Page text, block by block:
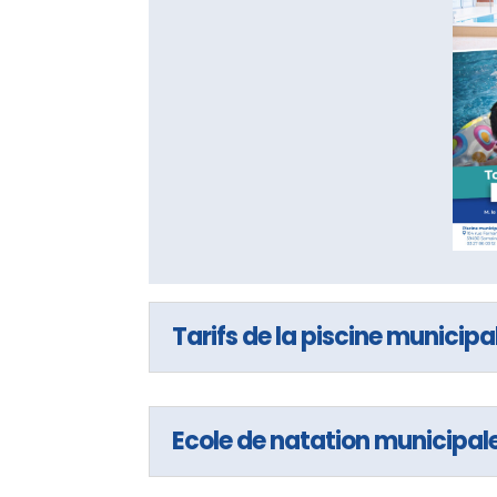
Tarifs de la piscine
Ecole de natation